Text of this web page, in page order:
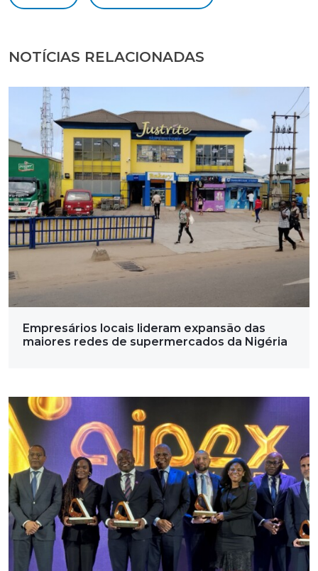
NOTÍCIAS RELACIONADAS
Empresários locais lideram expansão das
maiores redes de supermercados da Nigéria